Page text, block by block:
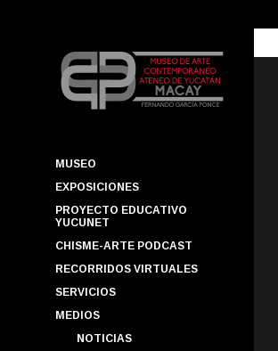
MUSEO
EXPOSICIONES
PROYECTO EDUCATIVO
YUCUNET
CHISME-ARTE PODCAST
RECORRIDOS VIRTUALES
SERVICIOS
MEDIOS
NOTICIAS